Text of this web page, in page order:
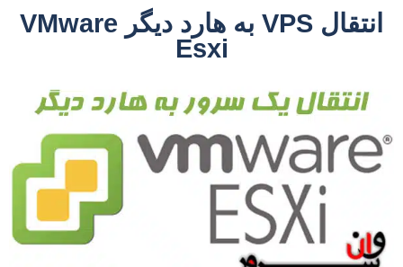
انتقال VPS به هارد دیگر VMware
Esxi